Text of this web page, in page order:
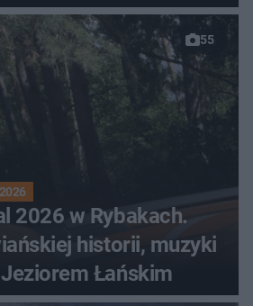
55
2026 w Rybakach.
historii, muzyki
Łańskim